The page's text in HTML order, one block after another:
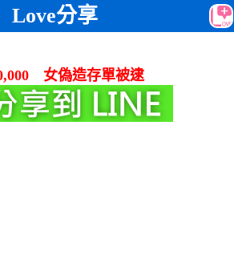
Love分享
女偽造存單被逮